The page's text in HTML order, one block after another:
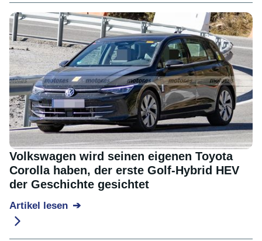
Volkswagen wird seinen eigenen Toyota
Corolla haben, der erste Golf-Hybrid HEV
der Geschichte gesichtet
Artikel lesen